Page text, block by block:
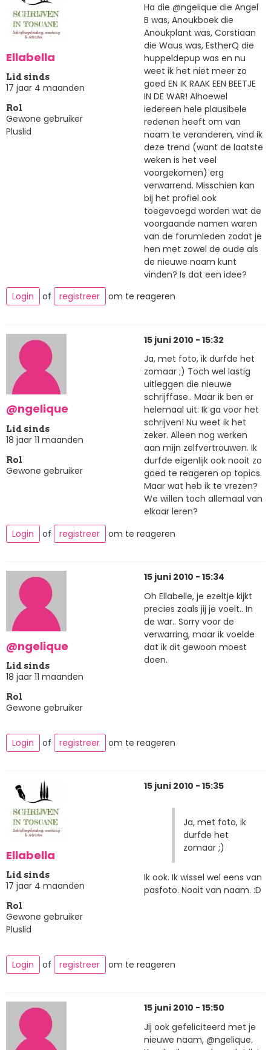
Ellabella
Lid sinds
17 jaar 4 maanden
Rol
Gewone gebruiker
Pluslid
Ha die @ngelique die Angel
B was, Anoukboek die
Anoukplant was, Corstiaan
die Waus was, EstherQ die
huppeldepup was en nu
weet ik het niet meer zo
goed EN IK RAAK EEN BEETJE
IN DE WAR! Alhoewel
iedereen hele plausibele
redenen heeft om van
naam te veranderen, vind ik
deze trend (want de laatste
weken is het veel
voorgekomen) erg
verwarrend. Misschien kan
bij het profiel ook
toegevoegd worden wat de
voorgaande namen waren
van de forumleden zodat je
hen met zowel de oude als
de nieuwe naam kunt
vinden? Is dat een idee?
Login
of registreer om te reageren
@ngelique
Lid sinds
18 jaar 11 maanden
Rol
Gewone gebruiker
15 juni 2010 - 15:32
Ja, met foto, ik durfde het
zomaar ;) Toch wel lastig
uitleggen die nieuwe
schrijffase.. Maar ik ben er
helemaal uit: Ik ga voor het
schrijven! Nu weet ik het
zeker. Alleen nog werken
aan mijn zelfvertrouwen. Ik
durfde eigenlijk ook nooit zo
goed te reageren op topics.
Maar wat heb ik te vrezen?
We willen toch allemaal van
elkaar leren?
Login
of registreer om te reageren
@ngelique
Lid sinds
18 jaar 11 maanden
Rol
Gewone gebruiker
15 juni 2010 - 15:34
Oh Ellabelle, je ezeltje kijkt
precies zoals jij je voelt.. In
de war.. Sorry voor de
verwarring, maar ik voelde
dat ik dit gewoon moest
doen.
Login of registreer om te reageren
Ellabella
Lid sinds
17 jaar 4 maanden
Rol
Gewone gebruiker
Pluslid
15 juni 2010 - 15:35
Ja, met foto, ik
durfde het
zomaar ;)
Ik ook. Ik wissel wel eens van
pasfoto. Nooit van naam. :D
Login of registreer om te reageren
15 juni 2010 - 15:50
Jij ook gefeliciteerd met je
nieuwe naam, @ngelique.